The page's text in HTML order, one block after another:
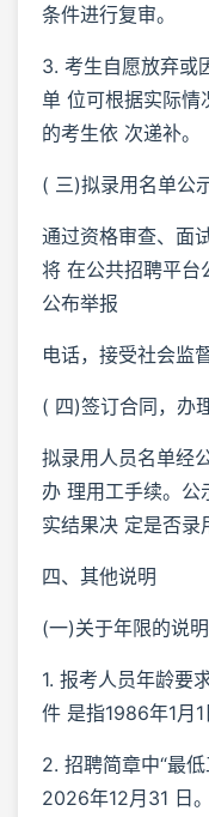
条件进行复审。
3. 考生自愿放弃或
单 位可根据实际情
的考生依 次递补。
( 三)拟录用名单公
通过资格审查、面
将 在公共招聘平台
公布举报
电话，接受社会监督
( 四)签订合同，办
拟录用人员名单经
办 理用工手续。公
实结果决 定是否录
四、其他说明
(一)关于年限的说明
1. 报考人员年龄要
件 是指1986年1月1
2. 招聘简章中“最
2026年12月31 日